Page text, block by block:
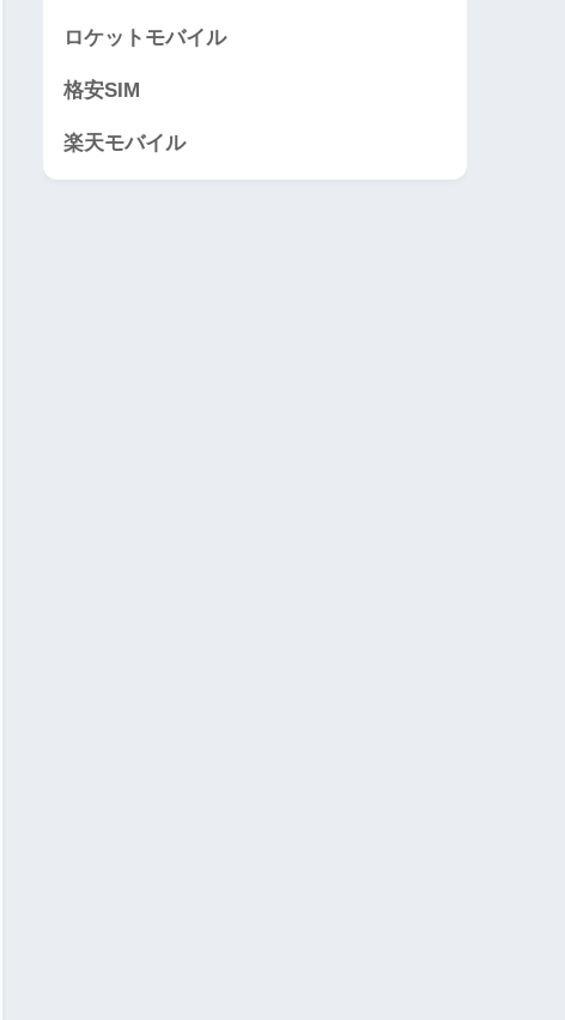
ロケットモバイル
格安SIM
楽天モバイル